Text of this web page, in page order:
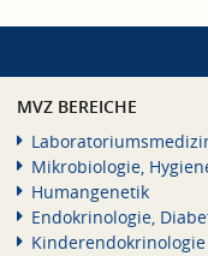
MVZ BEREICHE
Mikrobiologie,
Humangenetik
Endokrinologie,
Kinderendokrinologie